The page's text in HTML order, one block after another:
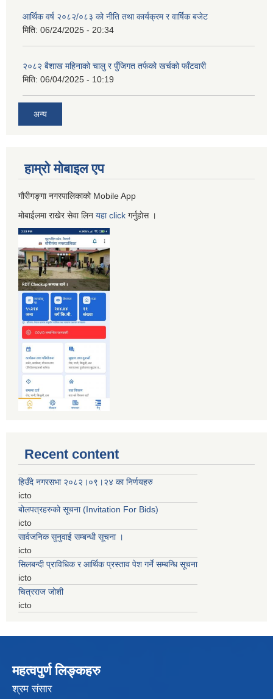
आर्थिक वर्ष २०८२/०८३ को नीति तथा कार्यक्रम र वार्षिक बजेट
मिति: 06/24/2025 - 20:34
२०८२ बैशाख महिनाको चालु र पुँजिगत तर्फको खर्चको फाँटवारी
मिति: 06/04/2025 - 10:19
अन्य
हाम्रो माेबाइल एप
गौरीगङ्गा नगरपालिकाको Mobile App
मोबाईलमा राखेर सेवा लिन यहाclick गर्नुहाेस ।
Recent content
हिउँदे नगरसभा २०८२।०९।२४ का निर्णयहरु
icto
बोलपत्रहरुको सूचना (Invitation For Bids)
icto
सार्वजनिक सुनुवाई सम्बन्धी सूचना ।
icto
सिलबन्दी प्राविधिक र आर्थिक प्रस्ताव पेश गर्ने सम्बन्धि सूचना
icto
चित्रराज जोशी
icto
महत्वपुर्ण लिङ्कहरु
श्रम संसार